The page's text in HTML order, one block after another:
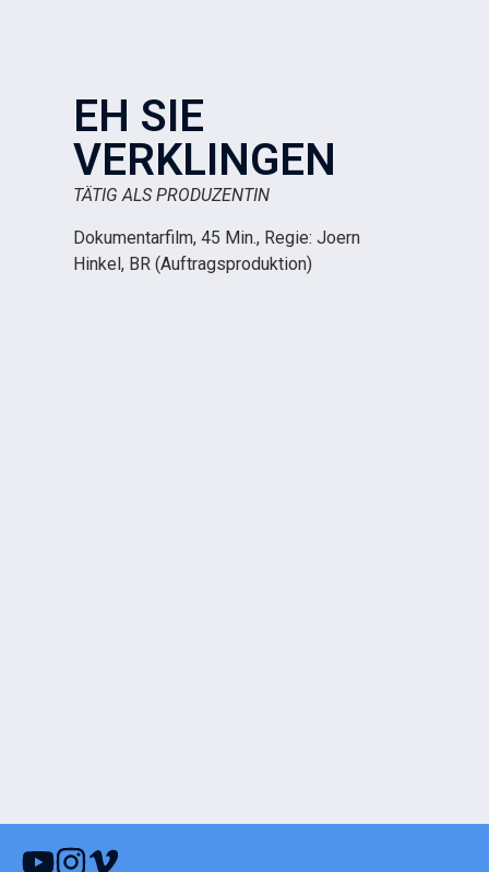
EH SIE
VERKLINGEN
TÄTIG ALS PRODUZENTIN
Dokumentarfilm, 45 Min., Regie: Joern
Hinkel, BR (Auftragsproduktion)